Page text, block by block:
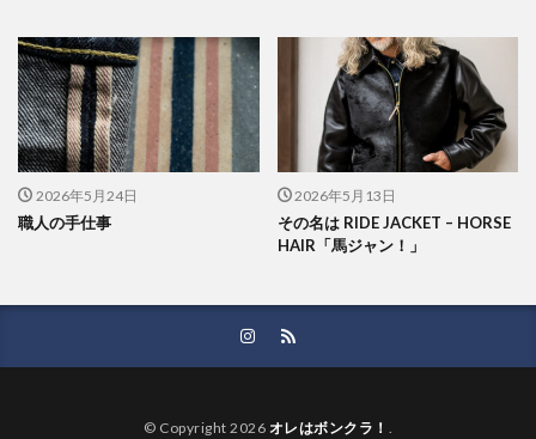
2026年5月24日
職人の手仕事
2026年5月13日
その名は RIDE JACKET – HORSE
HAIR「馬ジャン！」
© Copyright 2026 オレはボンクラ！